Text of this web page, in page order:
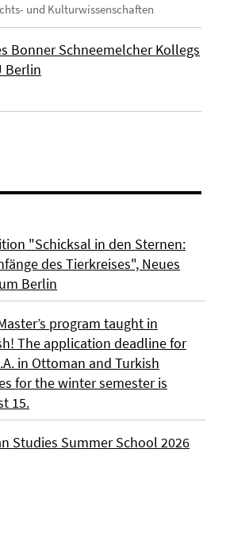
und Kulturwissenschaften
Bonner Schneemelcher Kollegs
Berlin
"Schicksal in den Sternen:
des Tierkreises", Neues
Berlin
program taught in
The application deadline for
in Ottoman and Turkish
for the winter semester is
15.
Studies Summer School 2026